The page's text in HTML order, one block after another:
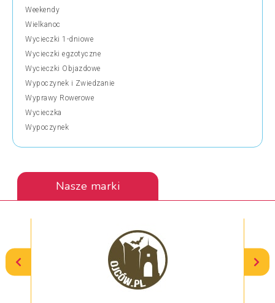
Weekendy
Wielkanoc
Wycieczki 1-dniowe
Wycieczki egzotyczne
Wycieczki Objazdowe
Wypoczynek i Zwiedzanie
Wyprawy Rowerowe
Wycieczka
Wypoczynek
Nasze marki